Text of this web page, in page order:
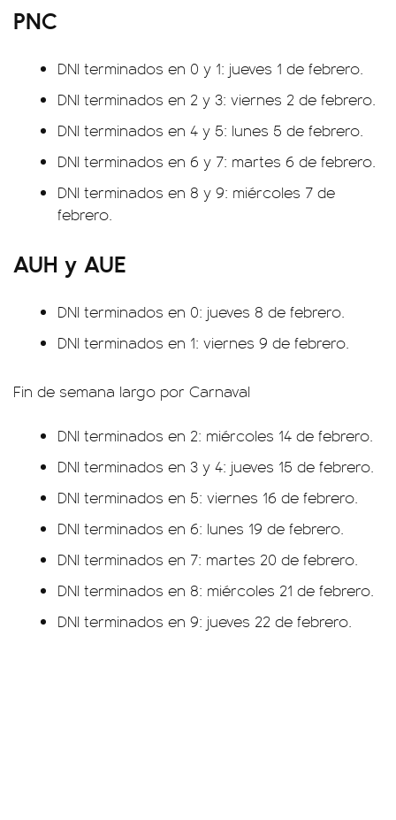
PNC
DNI terminados en 0 y 1: jueves 1 de febrero.
DNI terminados en 2 y 3: viernes 2 de febrero.
DNI terminados en 4 y 5: lunes 5 de febrero.
DNI terminados en 6 y 7: martes 6 de febrero.
DNI terminados en 8 y 9: miércoles 7 de
febrero.
AUH y AUE
DNI terminados en 0: jueves 8 de febrero.
DNI terminados en 1: viernes 9 de febrero.
Fin de semana largo por Carnaval
DNI terminados en 2: miércoles 14 de febrero.
DNI terminados en 3 y 4: jueves 15 de febrero.
DNI terminados en 5: viernes 16 de febrero.
DNI terminados en 6: lunes 19 de febrero.
DNI terminados en 7: martes 20 de febrero.
DNI terminados en 8: miércoles 21 de febrero.
DNI terminados en 9: jueves 22 de febrero.